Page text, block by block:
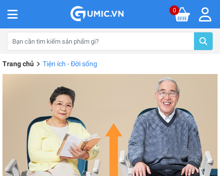
0
Trang chủ Tiện ích - Đời sống